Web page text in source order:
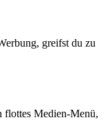
greifst du zu
flottes Medien-Menü,